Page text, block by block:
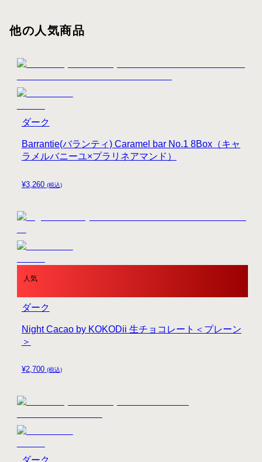
他の人気商品
¥3,260 (税込)
Barrantie(バランティ) Caramel bar No.1 8Box（キャ
ラメルバニーユ×プラリネアマンド）
ダーク
人気
¥2,700 (税込)
Night Cacao by KOKODii 生チョコレート＜プレーン
＞
ダーク